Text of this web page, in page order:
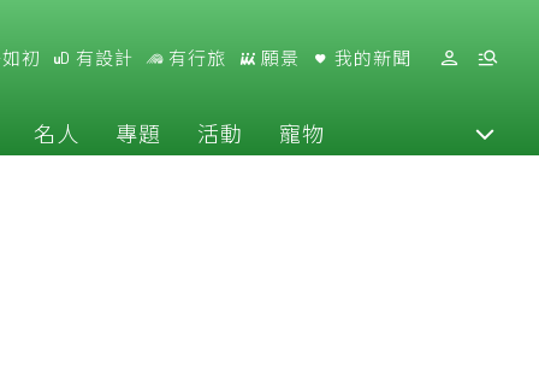
初 有設計 有行旅 願景 我的新聞
名人 專題 活動 寵物